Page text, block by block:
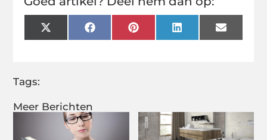
Meer Berichten
X
(Twitter)
FacebookPinterestLinkedInEmail
Tags: